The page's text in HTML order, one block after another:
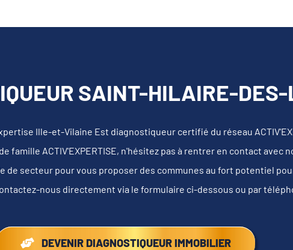
SAINT-HILAIRE-
Ille-et-Vilaine Est diagnostiqueur certifié du réseau
ACTIV'EXPERTISE, n'hésitez pas à rentrer en contact
secteur pour vous proposer des communes au fort potentiel
nous directement via le formulaire ci-dessous ou par
DEVENIR DIAGNOSTIQUEUR IMMOBILIER